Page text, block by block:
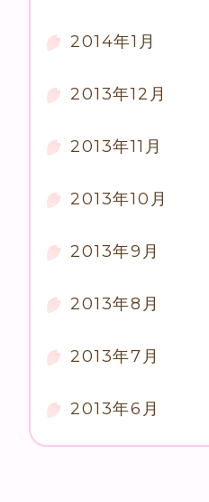
2014年1月
2013年12月
2013年11月
2013年10月
2013年9月
2013年8月
2013年7月
2013年6月